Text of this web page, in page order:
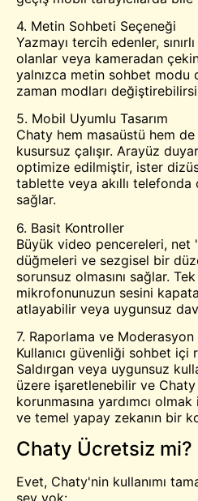
4. Metin Sohbeti Seçeneği
Yazmayı tercih edenler,
olanlar veya kameradan
yalnızca metin sohbet modu
zaman modları
5. Mobil Uyumlu Tasarım
Chaty hem masaüstü hem de
kusursuz çalışır. Arayüz
optimize edilmiştir, ister
tablette veya akıllı telefonda
sağlar.
6. Basit Kontroller
Büyük video pencereleri, net
düğmeleri ve sezgisel bir
sorunsuz olmasını sağlar.
mikrofonunuzun sesini
atlayabilir veya uygunsuz
7. Raporlama ve Moderasyon
Kullanıcı güvenliği sohbet
Saldırgan veya uygunsuz
üzere işaretlenebilir ve
korunmasına yardımcı
ve temel yapay zekanın bir
Chaty Ücretsiz mi?
Evet, Chaty'nin kullanımı
şey yok: